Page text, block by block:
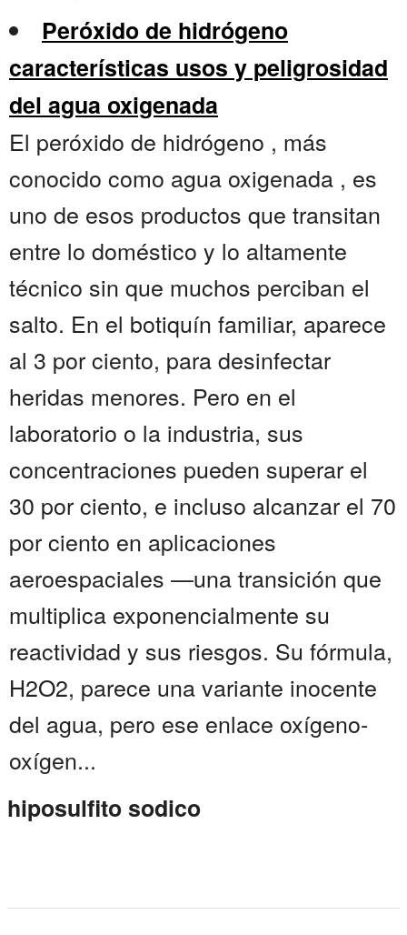
Peróxido de hidrógeno
características usos y peligrosidad
del agua oxigenada
El peróxido de hidrógeno , más
conocido como agua oxigenada , es
uno de esos productos que transitan
entre lo doméstico y lo altamente
técnico sin que muchos perciban el
salto. En el botiquín familiar, aparece
al 3 por ciento, para desinfectar
heridas menores. Pero en el
laboratorio o la industria, sus
concentraciones pueden superar el
30 por ciento, e incluso alcanzar el 70
por ciento en aplicaciones
aeroespaciales —una transición que
multiplica exponencialmente su
reactividad y sus riesgos. Su fórmula,
H2O2, parece una variante inocente
del agua, pero ese enlace oxígeno-
oxígen...
hiposulfito sodico